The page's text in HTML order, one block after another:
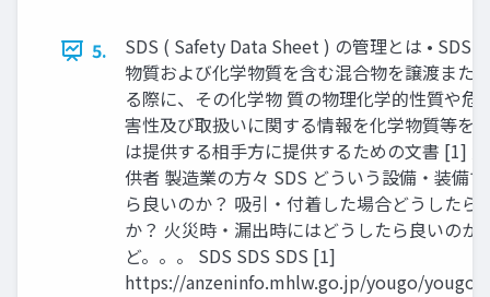
5.
SDS ( Safety Data Sheet ) の管理とは • SDS
物質および化学物質を含む混合物を譲渡また
る際に、その化学物 質の物理化学的性質や危
害性及び取扱いに関する情報を化学物質等を
は提供する相手方に提供するための文書 [1]
供者 製造業の方々 SDS どういう設備・装備
ら良いのか？ 吸引・付着した場合どうしたら
か？ 火災時・漏出時にはどうしたら良いのか
ど。。。 SDS SDS SDS [1]
https://anzeninfo.mhlw.go.jp/yougo/